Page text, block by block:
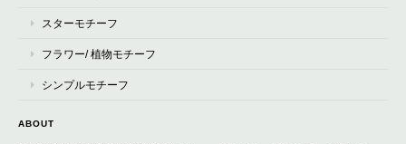
スターモチーフ
フラワー/ 植物モチーフ
シンプルモチーフ
ABOUT